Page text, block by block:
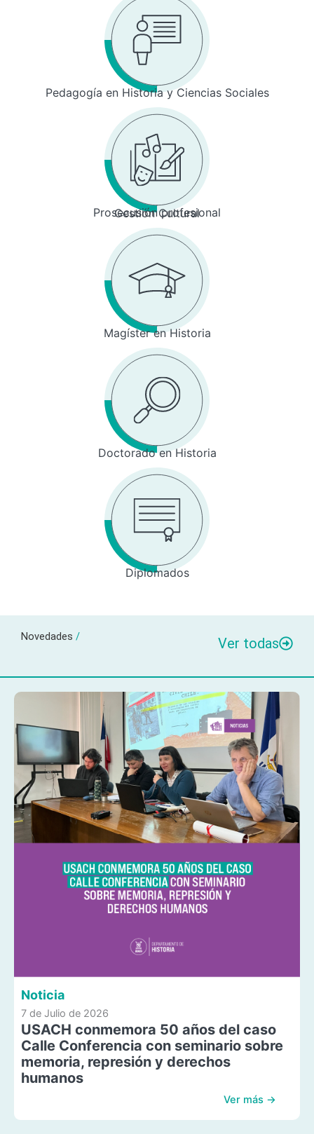
Pedagogía en Historia y Ciencias Sociales
Prosecusión profesional
Gestión Cultural
Magíster en Historia
Doctorado en Historia
Diplomados
Novedades / Ver todas
Noticia
7 de Julio de 2026
USACH conmemora 50 años del caso
Calle Conferencia con seminario sobre
memoria, represión y derechos
humanos
Ver más →